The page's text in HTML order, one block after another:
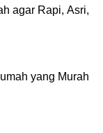
agar Rapi, Asri,
yang Murah